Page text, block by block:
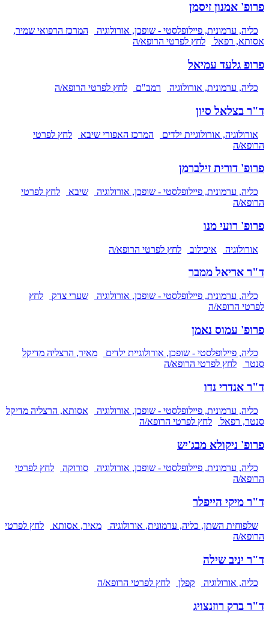
פרופ' אמנון זיסמן
כליה, ערמונית, פיילופלסטי - שופכן, אורולוגיה
המרכז הרפואי שמיר,
אסותא, רפאל
לחץ לפרטי הרופא/ה
פרופ גלעד עמיאל
כליה, ערמונית, אורולוגיה רמב"ם לחץ לפרטי הרופא/ה
ד"ר בצלאל סיון
אורולוגיה, אורולוגיית ילדים המרכז האפורי שיבא
לחץ לפרטי
הרופא/ה
פרופ' דורית זילברמן
כליה, ערמונית, פיילופלסטי - שופכן, אורולוגיה שיבא
לחץ לפרטי
הרופא/ה
פרופ' רועי מנו
אורולוגיה איכילוב לחץ לפרטי הרופא/ה
ד"ר אריאל ממבר
כליה, ערמונית, פיילופלסטי - שופכן, אורולוגיה שערי צדק
לחץ
לפרטי הרופא/ה
פרופ' עמוס נאמן
כליה, פיילופלסטי - שופכן, אורולוגיית ילדים
מאיר, הרצליה מדיקל
סנטר
לחץ לפרטי הרופא/ה
ד"ר אנדרי נדו
כליה, ערמונית, פיילופלסטי - שופכן, אורולוגיה
אסותא, הרצליה מדיקל
סנטר, רפאל
לחץ לפרטי הרופא/ה
פרופ' ניקולא מבג'יש
כליה, ערמונית, פיילופלסטי - שופכן, אורולוגיה סורוקה
לחץ לפרטי
הרופא/ה
ד"ר מיקי הייפלר
שלפוחית השתן, כליה, ערמונית, אורולוגיה מאיר, אסותא
לחץ לפרטי
הרופא/ה
ד"ר יניב שילה
כליה, אורולוגיה קפלן לחץ לפרטי הרופא/ה
ד"ר ברק רוזנצויג